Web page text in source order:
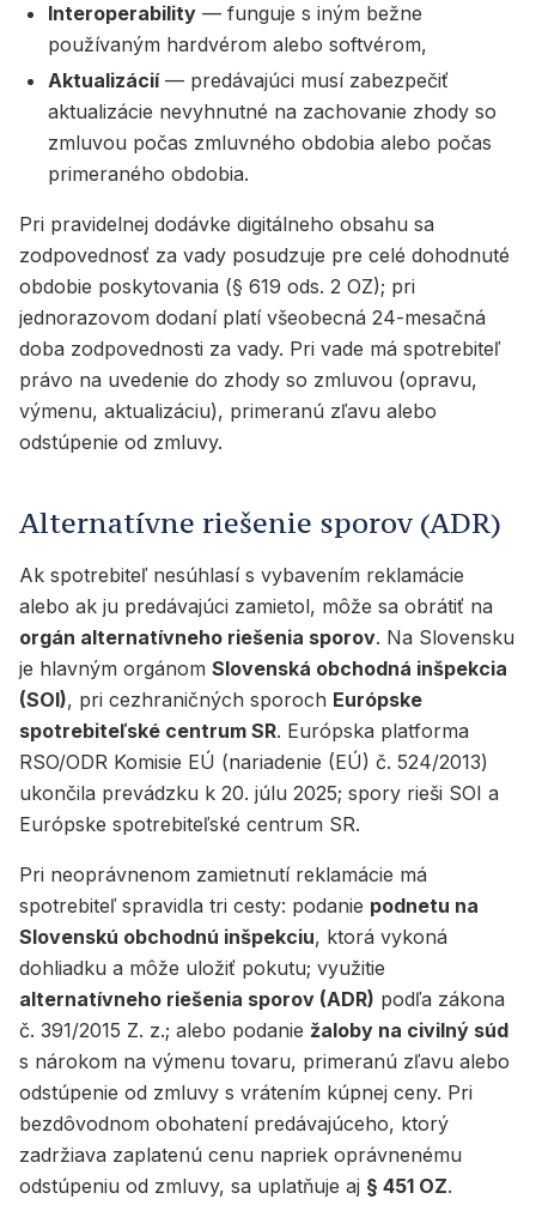
Interoperability — funguje s iným bežne
používaným hardvérom alebo softvérom,
Aktualizácií— predávajúci musí zabezpečiť
aktualizácie nevyhnutné na zachovanie zhody so
zmluvou počas zmluvného obdobia alebo počas
primeraného obdobia.
Pri pravidelnej dodávke digitálneho obsahu sa
zodpovednosť za vady posudzuje pre celé dohodnuté
obdobie poskytovania (§ 619 ods. 2 OZ); pri
jednorazovom dodaní platí všeobecná 24-mesačná
doba zodpovednosti za vady. Pri vade má spotrebiteľ
právo na uvedenie do zhody so zmluvou (opravu,
výmenu, aktualizáciu), primeranú zľavu alebo
odstúpenie od zmluvy.
Alternatívne riešenie sporov (ADR)
Ak spotrebiteľ nesúhlasí s vybavením reklamácie
alebo ak ju predávajúci zamietol, môže sa obrátiť na
orgán alternatívneho riešenia sporov. Na Slovensku
je hlavným orgánom Slovenská obchodná inšpekcia
(SOI), pri cezhraničných sporoch Európske
spotrebiteľské centrum SR. Európska platforma
RSO/ODR Komisie EÚ (nariadenie (EÚ) č. 524/2013)
ukončila prevádzku k 20. júlu 2025; spory rieši SOI a
Európske spotrebiteľské centrum SR.
Pri neoprávnenom zamietnutí reklamácie má
spotrebiteľ spravidla tri cesty: podanie podnetu na
Slovenskú obchodnú inšpekciu, ktorá vykoná
dohliadku a môže uložiť pokutu; využitie
alternatívneho riešenia sporov (ADR) podľa zákona
č. 391/2015 Z. z.; alebo podanie žaloby na civilný súd
s nárokom na výmenu tovaru, primeranú zľavu alebo
odstúpenie od zmluvy s vrátením kúpnej ceny. Pri
bezdôvodnom obohatení predávajúceho, ktorý
zadržiava zaplatenú cenu napriek oprávnenému
odstúpeniu od zmluvy, sa uplatňuje aj § 451 OZ.